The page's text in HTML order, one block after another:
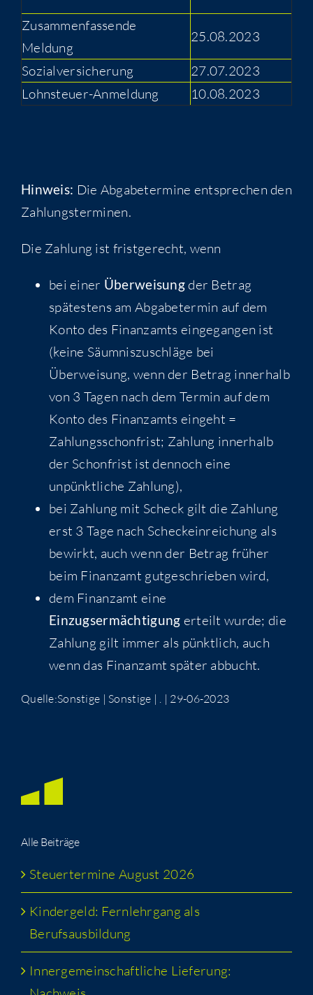
Zusammenfassende
Meldung
25.08.2023
Sozialversicherung
27.07.2023
Lohnsteuer-Anmeldung
10.08.2023
Hinweis: Die Abgabetermine entsprechen den
Zahlungsterminen.
Die Zahlung ist fristgerecht, wenn
bei einer Überweisungder Betrag
spätestens am Abgabetermin auf dem
Konto des Finanzamts eingegangen ist
(keine Säumniszuschläge bei
Überweisung, wenn der Betrag innerhalb
von 3 Tagen nach dem Termin auf dem
Konto des Finanzamts eingeht =
Zahlungsschonfrist; Zahlung innerhalb
der Schonfrist ist dennoch eine
unpünktliche Zahlung),
bei Zahlung mit Scheck gilt die Zahlung
erst 3 Tage nach Scheckeinreichung als
bewirkt, auch wenn der Betrag früher
beim Finanzamt gutgeschrieben wird,
dem Finanzamt eine
Einzugsermächtigung erteilt wurde; die
Zahlung gilt immer als pünktlich, auch
wenn das Finanzamt später abbucht.
Quelle:Sonstige | Sonstige | . | 29-06-2023
Alle Bei­trä­ge
Steu­er­ter­mi­ne August 2026
Kin­der­geld: Fern­lehr­gang als
Berufsausbildung
Inner­ge­mein­schaft­li­che Lie­fe­rung: